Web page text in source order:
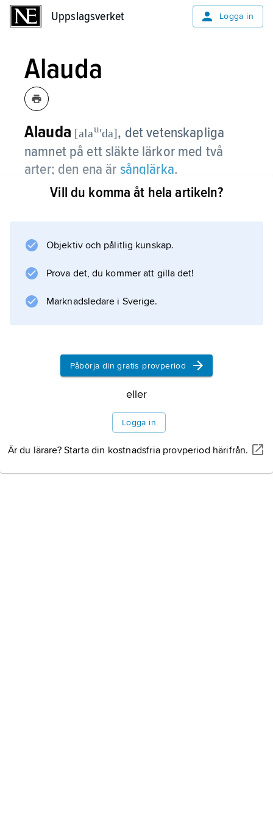
Uppslagsverket Logga in
Alauda
Alauda [alauʹda], det vetenskapliga
namnet på ett släkte lärkor med två
arter; den ena är sånglärka.
Information om artikeln
Vill du komma åt hela artikeln?
Objektiv och pålitlig kunskap.
Prova det, du kommer att gilla det!
Marknadsledare i Sverige.
Påbörja din gratis provperiod
eller
Logga in
Är du lärare? Starta din kostnadsfria provperiod härifrån.